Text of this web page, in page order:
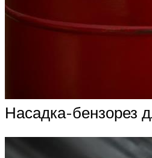
Насадка-бензорез